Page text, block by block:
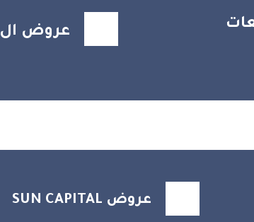
عروض ال 65 متر
عروض SUN CAPITAL